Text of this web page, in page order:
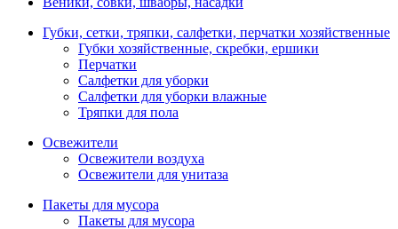
Губки, сетки, тряпки, салфетки, перчатки хозяйственные
Губки хозяйственные, скребки, ершики
Перчатки
Салфетки для уборки
Салфетки для уборки влажные
Тряпки для пола
Освежители
Освежители воздуха
Освежители для унитаза
Пакеты для мусора
Пакеты для мусора